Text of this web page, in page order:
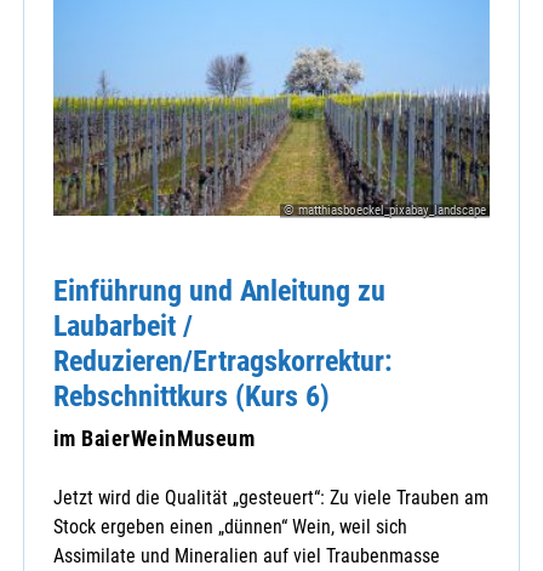
© matthiasboeckel_pixabay_landscape
Einführung und Anleitung zu
Laubarbeit /
Reduzieren/Ertragskorrektur:
Rebschnittkurs (Kurs 6)
im BaierWeinMuseum
Jetzt wird die Qualität „gesteuert“: Zu viele Trauben am
Stock ergeben einen „dünnen“ Wein, weil sich
Assimilate und Mineralien auf viel Traubenmasse